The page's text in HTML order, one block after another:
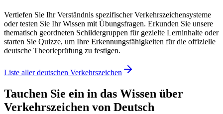
Vertiefen Sie Ihr Verständnis spezifischer Verkehrszeichensysteme
oder testen Sie Ihr Wissen mit Übungsfragen. Erkunden Sie unsere
thematisch geordneten Schildergruppen für gezielte Lerninhalte oder
starten Sie Quizze, um Ihre Erkennungsfähigkeiten für die offizielle
deutsche Theorieprüfung zu festigen.
Liste aller deutschen Verkehrszeichen
Tauchen Sie ein in das Wissen über
Verkehrszeichen von Deutsch